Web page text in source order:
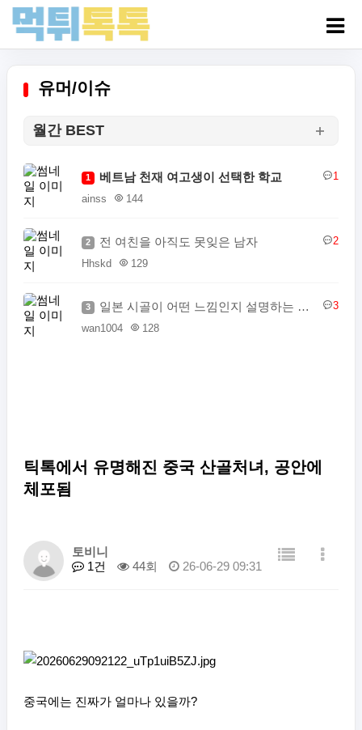
유머/이슈
월간 BEST
1 베트남 천재 여고생이 선택한 학교
1
ainss
144
2 전 여친을 아직도 못잊은 남자
2
Hhskd
129
3 일본 시골이 어떤 느낌인지 설명하는 일본인
3
wan1004
128
틱톡에서 유명해진 중국 산골처녀, 공안에
체포됨
토비니
1건
44회 26-06-29 09:31
중국에는 진짜가 얼마나 있을까?